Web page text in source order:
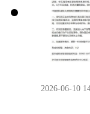
2026-06-10